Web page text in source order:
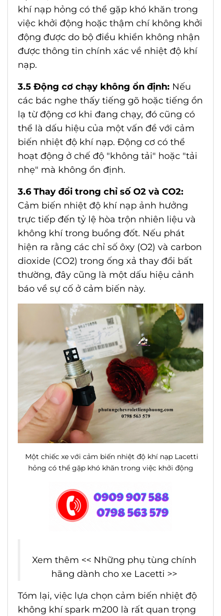
khí nạp hỏng có thể gặp khó khăn trong
việc khởi động hoặc thậm chí không khởi
động được do bộ điều khiển không nhận
được thông tin chính xác về nhiệt độ khí
nạp.
3.5 Động cơ chạy không ổn định: Nếu
các bác nghe thấy tiếng gõ hoặc tiếng ồn
lạ từ động cơ khi đang chạy, đó cũng có
thể là dấu hiệu của một vấn đề với cảm
biến nhiệt độ khí nạp. Động cơ có thể
hoạt động ở chế độ "không tải" hoặc "tải
nhẹ" mà không ổn định.
3.6 Thay đổi trong chỉ số O2 và CO2:
Cảm biến nhiệt độ khí nạp ảnh hưởng
trực tiếp đến tỷ lệ hòa trộn nhiên liệu và
không khí trong buồng đốt. Nếu phát
hiện ra rằng các chỉ số ôxy (O2) và carbon
dioxide (CO2) trong ống xả thay đổi bất
thường, đây cũng là một dấu hiệu cảnh
báo về sự cố ở cảm biến này.
Một chiếc xe với cảm biến nhiệt độ khí nạp Lacetti
hỏng có thể gặp khó khăn trong việc khởi động
Xem thêm << Những phụ tùng chính
hãng dành cho xe Lacetti >>
Tóm lại, việc lựa chọn cảm biến nhiệt độ
không khí spark m200 là rất quan trọng